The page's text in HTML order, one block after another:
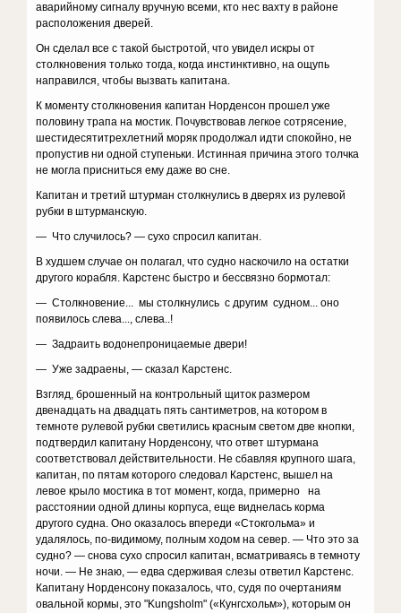
аварийному сигналу вручную всеми, кто нес вахту в районе
расположения дверей.
Он сделал все с такой быстротой, что увидел искры от
столкновения только тогда, когда инстинктивно, на ощупь
направился, чтобы вызвать капитана.
К моменту столкновения капитан Норденсон прошел уже
половину трапа на мостик. Почувствовав легкое сотрясение,
шестидесятитрехлетний моряк продолжал идти спокойно, не
пропустив ни одной ступеньки. Истинная причина этого толчка
не могла присниться ему даже во сне.
Капитан и третий штурман столкнулись в дверях из рулевой
рубки в штурманскую.
— Что случилось? — сухо спросил капитан.
В худшем случае он полагал, что судно наскочило на остатки
другого корабля. Карстенс быстро и бессвязно бормотал:
— Столкновение... мы столкнулись с другим судном... оно
появилось слева..., слева..!
— Задраить водонепроницаемые двери!
— Уже задраены, — сказал Карстенс.
Взгляд, брошенный на контрольный щиток размером
двенадцать на двадцать пять сантиметров, на котором в
темноте рулевой рубки светились красным светом две кнопки,
подтвердил капитану Норденсону, что ответ штурмана
соответствовал действительности. Не сбавляя крупного шага,
капитан, по пятам которого следовал Карстенс, вышел на
левое крыло мостика в тот момент, когда, примерно на
расстоянии одной длины корпуса, еще виднелась корма
другого судна. Оно оказалось впереди «Стокгольма» и
удалялось, по-видимому, полным ходом на север. — Что это за
судно? — снова сухо спросил капитан, всматриваясь в темноту
ночи. — Не знаю, — едва сдерживая слезы ответил Карстенс.
Капитану Норденсону показалось, что, судя по очертаниям
овальной кормы, это "Kungsholm" («Кунгсхольм»), которым он